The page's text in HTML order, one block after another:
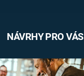
NÁVRHY PRO VÁS